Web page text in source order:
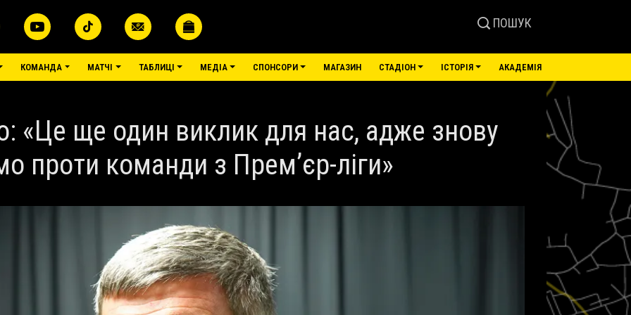
ПОШУК
КОМАНДА МАТЧІ ТАБЛИЦІ МЕДІА СПОНСОРИ МАГАЗИН СТАДІОН ІСТОРІЯ АКАДЕМІЯ
«Це ще один виклик для нас, адже знову
проти команди з Прем’єр-ліги»